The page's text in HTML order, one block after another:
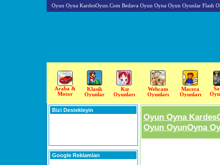
Oyun Oyna KardesOyun.Com Bedava Oyun Oyna Oyun Oyunlar Flash
Araba &
Motor
Klasik
Oyunlar
Kız
Oyunları
Webcam
Oyunları
Macera
Oyunları
Bizi Destekleyin
Google Reklamları
Oyun Oyna
Oyun OyunOyna